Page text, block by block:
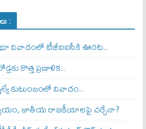
:
వివాదంలో టీజీఐఐసీకి ఊరట..
కొత్త ప్రణాళిక..
కుటుంబంలో వివాదం..
జాతీయ రాజకీయాలపై చర్చేనా?